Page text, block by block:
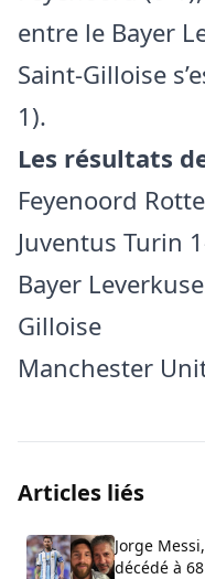
entre le Bayer
Saint-Gilloise
1).
Les résultats
Feyenoord
Juventus Turin
Bayer
Gilloise
Manchester
Articles liés
Jorge
décédé à